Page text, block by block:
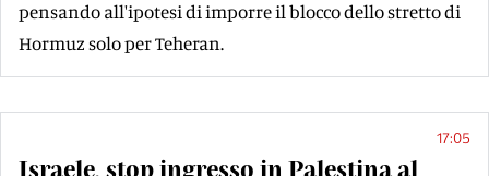
pensando all'ipotesi di imporre il blocco dello stretto di
Hormuz solo per Teheran.
17:05
Israele, stop ingresso in Palestina al